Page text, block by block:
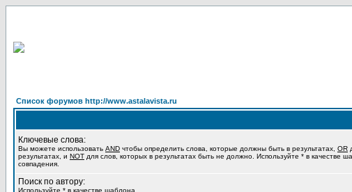
Список форумов http://www.astalavista.ru
Ключевые слова:
Вы можете использовать AND чтобы определить слова, которые должны быть в результатах, OR
результатах, и NOT для слов, которых в результатах быть не должно. Используйте * в качестве
совпадения.
Поиск по автору:
Используйте * в качестве шаблона